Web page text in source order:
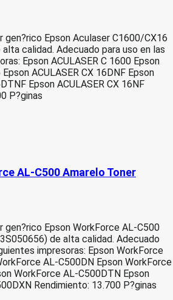
gen?rico Epson Aculaser C1600/CX16
calidad. Adecuado para uso en las
Epson ACULASER C 1600 Epson
Epson ACULASER CX 16DNF Epson
Epson ACULASER CX 16NF
P?ginas
AL-C500 Amarelo Toner
gen?rico Epson WorkForce AL-C500
de alta calidad. Adecuado
impresoras: Epson WorkForce
AL-C500DN Epson WorkForce
WorkForce AL-C500DTN Epson
Rendimiento: 13.700 P?ginas